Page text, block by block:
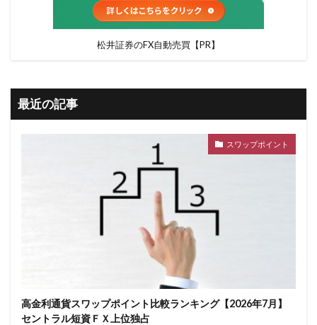
松井証券のFX自動売買【PR】
最近の記事
スワップポイント
高金利通貨スワップポイント比較ランキング【2026年7月】
セントラル短資ＦＸ上位独占